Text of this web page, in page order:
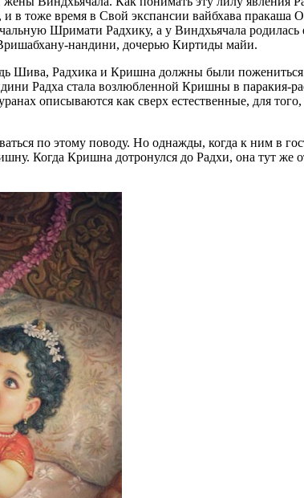
, и в тоже время в Свой экспансии вайбхава пракаша
Шримати Радхику, а у Виндхьячала родилась
нандини, дочерью Киртиды майи.
Шива, Радхика и Кришна должны были
Радха стала возлюбленной Кришны в паракия-
описываются как сверх естественные, для
по этому поводу. Но однажды, когда к ним в
Когда Кришна дотронулся до Радхи, она тут же